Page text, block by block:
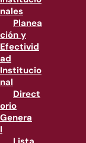
nales
Planea
ción y
Efectivid
ad
Institucio
nal
Direct
orio
Genera
l